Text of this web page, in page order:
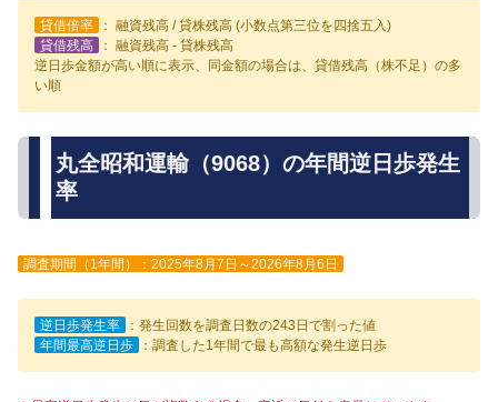
貸借倍率
： 融資残高 / 貸株残高 (小数点第三位を四捨五入)
貸借残高
： 融資残高 - 貸株残高
逆日歩金額が高い順に表示、同金額の場合は、貸借残高（株不足）の多
い順
丸全昭和運輸（9068）の年間逆日歩発生
率
調査期間（1年間）：2025年8月7日～2026年8月6日
逆日歩発生率
：発生回数を調査日数の243日で割った値
年間最高逆日歩
：調査した1年間で最も高額な発生逆日歩